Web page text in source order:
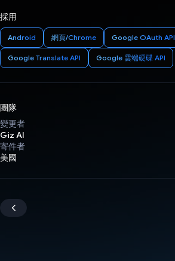
採用
Android 網頁/Chrome Google OAuth API
Google Translate API Google 雲端硬碟 API
團隊
變更者
Giz AI
寄件者
美國